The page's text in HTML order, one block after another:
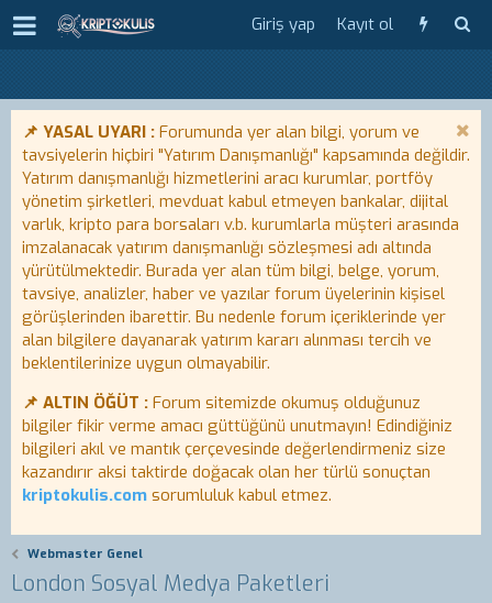
Giriş yap Kayıt ol
📌 YASAL UYARI : Forumunda yer alan bilgi, yorum ve
tavsiyelerin hiçbiri "Yatırım Danışmanlığı" kapsamında değildir.
Yatırım danışmanlığı hizmetlerini aracı kurumlar, portföy
yönetim şirketleri, mevduat kabul etmeyen bankalar, dijital
varlık, kripto para borsaları v.b. kurumlarla müşteri arasında
imzalanacak yatırım danışmanlığı sözleşmesi adı altında
yürütülmektedir. Burada yer alan tüm bilgi, belge, yorum,
tavsiye, analizler, haber ve yazılar forum üyelerinin kişisel
görüşlerinden ibarettir. Bu nedenle forum içeriklerinde yer
alan bilgilere dayanarak yatırım kararı alınması tercih ve
beklentilerinize uygun olmayabilir.
📌 ALTIN ÖĞÜT : Forum sitemizde okumuş olduğunuz
bilgiler fikir verme amacı güttüğünü unutmayın! Edindiğiniz
bilgileri akıl ve mantık çerçevesinde değerlendirmeniz size
kazandırır aksi taktirde doğacak olan her türlü sonuçtan
kriptokulis.com sorumluluk kabul etmez.
Webmaster Genel
London Sosyal Medya Paketleri